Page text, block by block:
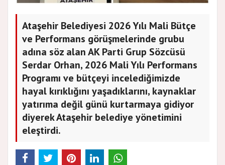
Ataşehir Belediyesi 2026 Yılı Mali Bütçe
ve Performans görüşmelerinde grubu
adına söz alan AK Parti Grup Sözcüsü
Serdar Orhan, 2026 Mali Yılı Performans
Programı ve bütçeyi incelediğimizde
hayal kırıklığını yaşadıklarını, kaynaklar
yatırıma değil günü kurtarmaya gidiyor
diyerek Ataşehir belediye yönetimini
eleştirdi.